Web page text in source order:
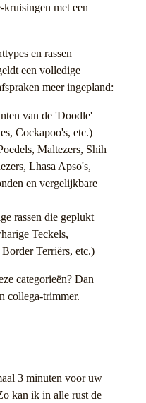
kruisingen met een
en rassen
een volledige
meer ingepland:
van de 'Doodle'
Cockapoo's, etc.)
Maltezers, Shih
Lhasa Apso's,
en vergelijkbare
rassen die geplukt
Teckels,
Terriërs, etc.)
categorieën? Dan
collega-trimmer.
3 minuten voor uw
kan ik in alle rust de